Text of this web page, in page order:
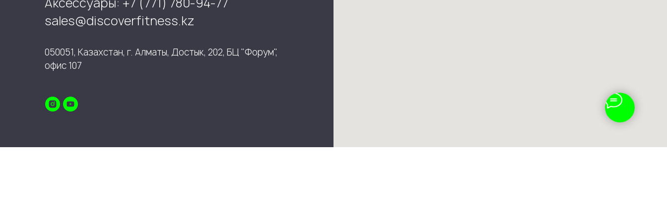
sales@discoverfitness.kz
050051, Казахстан, г. Алматы, Достык, 202, БЦ "Форум",
офис 107